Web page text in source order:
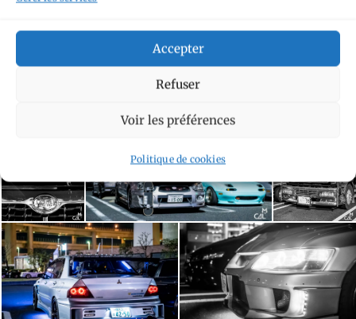
Accepter
Refuser
Voir les préférences
Politique de cookies